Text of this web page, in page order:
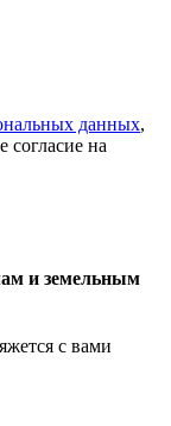
данных,
согласие на
и земельным
с вами